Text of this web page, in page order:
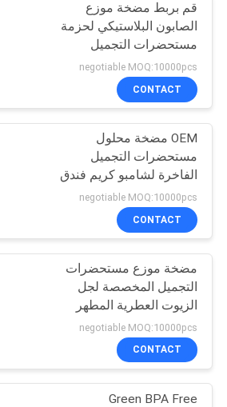
موزع الصابون
مضخة رش فوهة
طويلة
13
مضخة مطهر
جالون
10
قم بربط مضخة موزع
الصابون البلاستيكي لحزمة
مستحضرات التجميل
negotiable MOQ:10000pcs
CONTACT
OEM مضخة محلول
مستحضرات التجميل
الفاخرة لشامبو كريم فندق
negotiable MOQ:10000pcs
CONTACT
مضخة موزع مستحضرات
التجميل المخصصة لجل
الزيوت العطرية المطهر
باليد
negotiable MOQ:10000pcs
CONTACT
Green BPA Free